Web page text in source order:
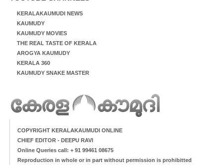
KERALAKAUMUDI NEWS
KAUMUDY
KAUMUDY MOVIES
THE REAL TASTE OF KERALA
AROGYA KAUMUDY
KERALA 360
KAUMUDY SNAKE MASTER
COPYRIGHT KERALAKAUMUDI ONLINE
CHIEF EDITOR - DEEPU RAVI
Online Queries call: + 91 99461 08675
Reproduction in whole or in part without permission is prohibitted